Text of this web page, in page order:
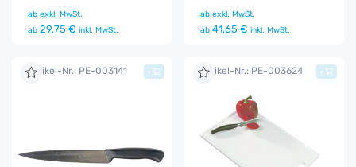
ab exkl. MwSt.
ab 29,75 € inkl. MwSt.
ab exkl. MwSt.
ab 41,65 € inkl. MwSt.
Artikel-Nr.: PE-003141 + Artikel-Nr.: PE-003624 +